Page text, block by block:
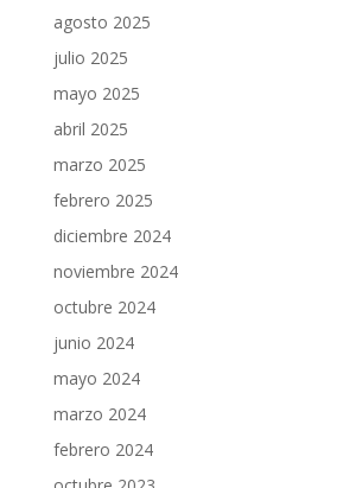
agosto 2025
julio 2025
mayo 2025
abril 2025
marzo 2025
febrero 2025
diciembre 2024
noviembre 2024
octubre 2024
junio 2024
mayo 2024
marzo 2024
febrero 2024